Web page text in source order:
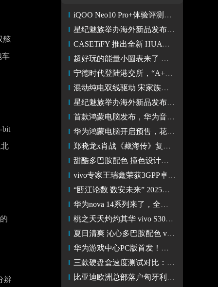
舷
车
bit
辨
iQOO Neo10 Pro+体验评测：2K屏的同档性能王者
星纪魅族举办海外新品发布会 开启全球市场新征程
CASETiFY 推出全新 HUAWEI Pura X 系列手机壳
超好玩的能量小圆表来了 荣耀手表Fit定档5月28日发布
宁德时代登陆港交所，“A+H”加速全球化布局
混动纯电双线驱动 宋家族以实力重塑SUV市场格局
星纪魅族举办海外新品发布会 迈入生态出海新阶段
首款鸿蒙电脑发布，华为音乐支持外放空间音频
华为鸿蒙电脑开启预售，花瓣地图PC 版本正式发布
郑晓龙x肖战《藏海传》复仇开战！华为视频实时更新中
甜酷多巴胺配色 撞色设计更多元 vivo S30 Pro mini开箱
vivo专家王瑞鑫荣获3GPP卓越奖，彰显vivo通信产业新高度
“瓯江论数 数安未来” 2025数据安全发展大会召开
华为nova 14系列来了，全能实力含金量拉满，同档位降维打击
桃之夭夭灼灼其华 vivo S30桃桃粉配色开箱
夏日清爽 沁心多巴胺配色 vivo S30系列图赏
华为游戏中心PC版首发！支持100+精品游戏
三款硬盘盒速度测试对比：铁威马、绿联、优越者
比亚迪欧洲总部落户匈牙利，全球化布局又一里程碑